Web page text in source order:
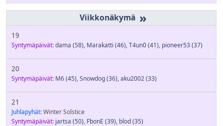
»
19
Syntymäpäivät:dama (58), Marakatti (46),T4un0(41), pioneer53(37)
20
Syntymäpäivät: M6(45),Snowdog(36),aku2002(33)
21
Juhlapyhät:Winter Solstice
Syntymäpäivät: jartsa (50), FbonE (39), blod(35)